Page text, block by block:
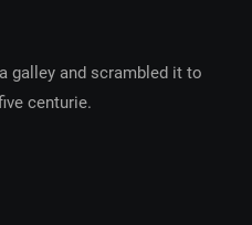
galley and scrambled it to
centurie.